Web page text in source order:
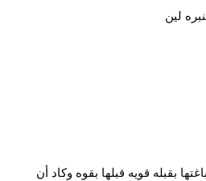
لين
بقبله قويه قبلها بقوه وكاد أن